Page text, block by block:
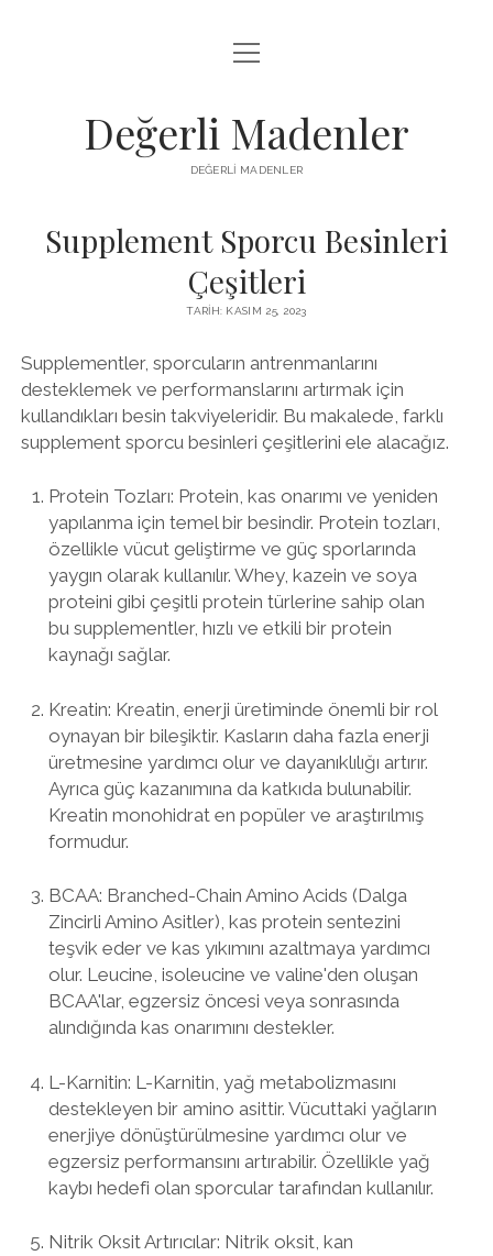
FACEBOOK TAKIPÇI YÜKSELTME HILESI
menüyü
aç
Değerli Madenler
DEĞERLI MADENLER
Supplement Sporcu Besinleri
Çeşitleri
TARIH: KASIM 25, 2023
Supplementler, sporcuların antrenmanlarını
desteklemek ve performanslarını artırmak için
kullandıkları besin takviyeleridir. Bu makalede, farklı
supplement sporcu besinleri çeşitlerini ele alacağız.
Protein Tozları: Protein, kas onarımı ve yeniden
yapılanma için temel bir besindir. Protein tozları,
özellikle vücut geliştirme ve güç sporlarında
yaygın olarak kullanılır. Whey, kazein ve soya
proteini gibi çeşitli protein türlerine sahip olan
bu supplementler, hızlı ve etkili bir protein
kaynağı sağlar.
Kreatin: Kreatin, enerji üretiminde önemli bir rol
oynayan bir bileşiktir. Kasların daha fazla enerji
üretmesine yardımcı olur ve dayanıklılığı artırır.
Ayrıca güç kazanımına da katkıda bulunabilir.
Kreatin monohidrat en popüler ve araştırılmış
formudur.
BCAA: Branched-Chain Amino Acids (Dalga
Zincirli Amino Asitler), kas protein sentezini
teşvik eder ve kas yıkımını azaltmaya yardımcı
olur. Leucine, isoleucine ve valine'den oluşan
BCAA'lar, egzersiz öncesi veya sonrasında
alındığında kas onarımını destekler.
L-Karnitin: L-Karnitin, yağ metabolizmasını
destekleyen bir amino asittir. Vücuttaki yağların
enerjiye dönüştürülmesine yardımcı olur ve
egzersiz performansını artırabilir. Özellikle yağ
kaybı hedefi olan sporcular tarafından kullanılır.
Nitrik Oksit Artırıcılar: Nitrik oksit, kan